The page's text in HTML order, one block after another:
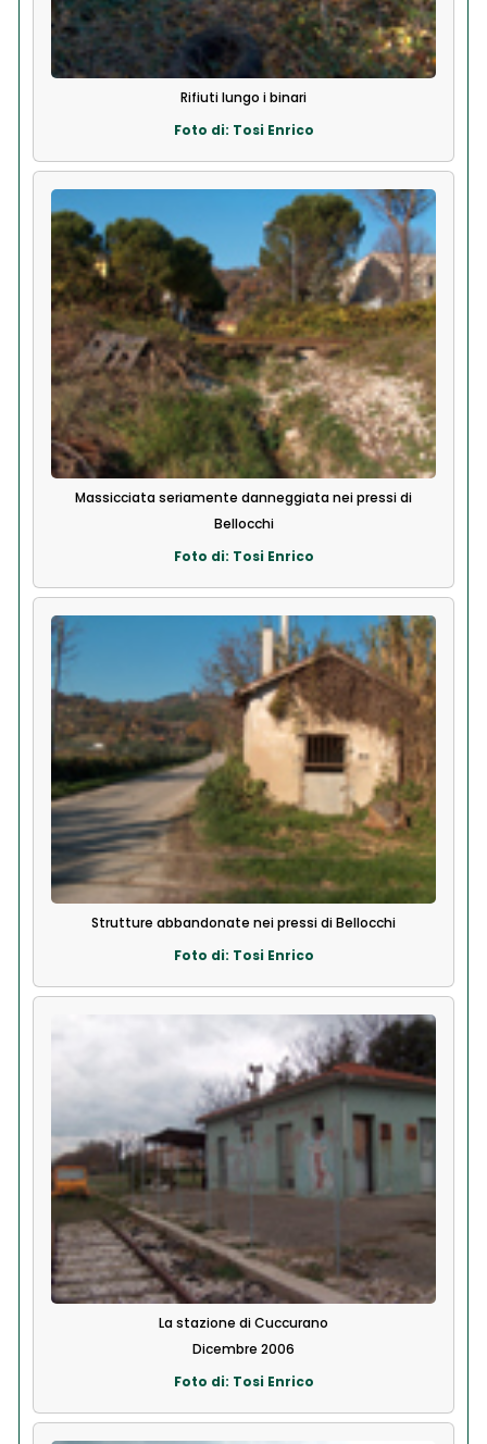
Rifiuti lungo i binari
Foto di: Tosi Enrico
Massicciata seriamente danneggiata nei pressi di
Bellocchi
Foto di: Tosi Enrico
Strutture abbandonate nei pressi di Bellocchi
Foto di: Tosi Enrico
La stazione di Cuccurano
Dicembre 2006
Foto di: Tosi Enrico